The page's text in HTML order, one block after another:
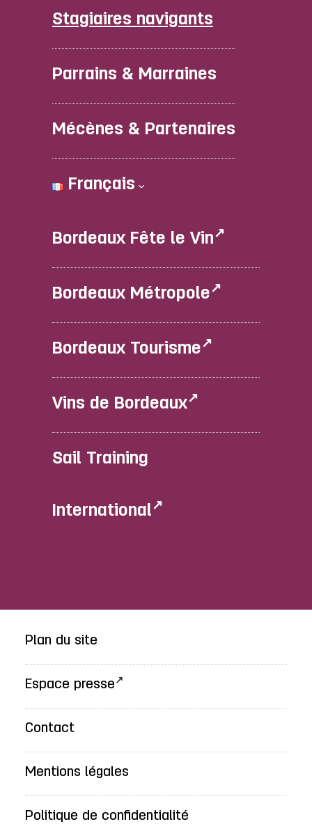
Stagiaires navigants
Parrains & Marraines
Mécènes & Partenaires
Français
Bordeaux Fête le Vin
Bordeaux Métropole
Bordeaux Tourisme
Vins de Bordeaux
Sail Training
International
Plan du site
Espace presse
Contact
Mentions légales
Politique de confidentialité